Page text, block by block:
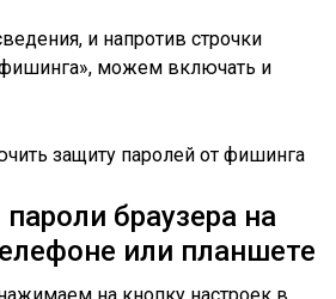
и напротив строчки
фишинга», можем включать и
браузера на
или планшете